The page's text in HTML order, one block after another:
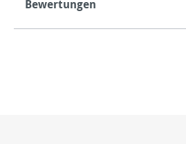
Bewertungen